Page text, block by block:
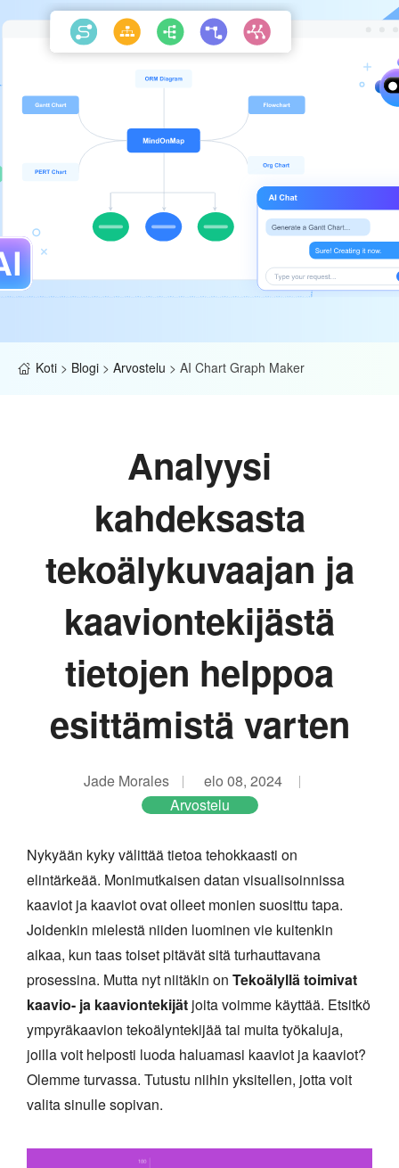
Koti > Blogi > Arvostelu > AI Chart Graph Maker
Analyysi
kahdeksasta
tekoälykuvaajan ja
kaaviontekijästä
tietojen helppoa
esittämistä varten
Jade Morales
elo 08, 2024
Arvostelu
Nykyään kyky välittää tietoa tehokkaasti on
elintärkeää. Monimutkaisen datan visualisoinnissa
kaaviot ja kaaviot ovat olleet monien suosittu tapa.
Joidenkin mielestä niiden luominen vie kuitenkin
aikaa, kun taas toiset pitävät sitä turhauttavana
prosessina. Mutta nyt niitäkin on Tekoälyllä toimivat
kaavio- ja kaaviontekijät joita voimme käyttää. Etsitkö
ympyräkaavion tekoälyntekijää tai muita työkaluja,
joilla voit helposti luoda haluamasi kaaviot ja kaaviot?
Olemme turvassa. Tutustu niihin yksitellen, jotta voit
valita sinulle sopivan.